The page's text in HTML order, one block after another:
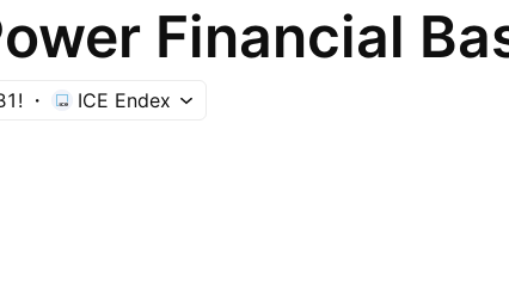
Financial
ICE Endex